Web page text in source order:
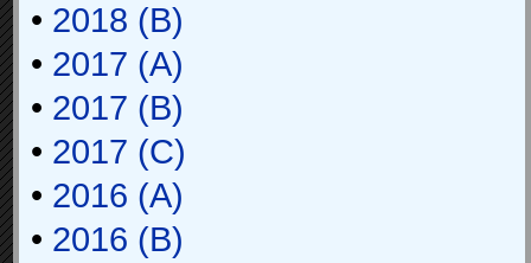
• 2018 (B)
• 2017 (A)
• 2017 (B)
• 2017 (C)
• 2016 (A)
• 2016 (B)